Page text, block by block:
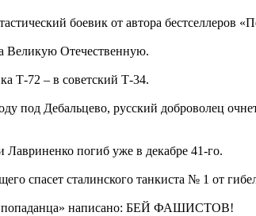
боевик от автора бестселлеров
Великую Отечественную.
Т-72 – в советский Т-34.
под Дебальцево, русский доброволец
Лавриненко погиб уже в декабре 41-го.
спасет сталинского танкиста № 1 от
написано: БЕЙ ФАШИСТОВ!